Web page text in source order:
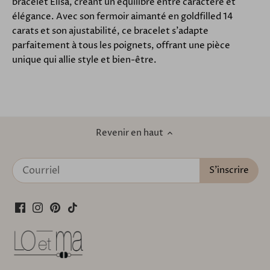
élégance.Avec son fermoir aimanté en goldfilled 14
carats et son ajustabilité, ce bracelet s'adapte
parfaitement à tous les poignets, offrant une pièce
unique qui allie style et bien-être.
Revenir en haut